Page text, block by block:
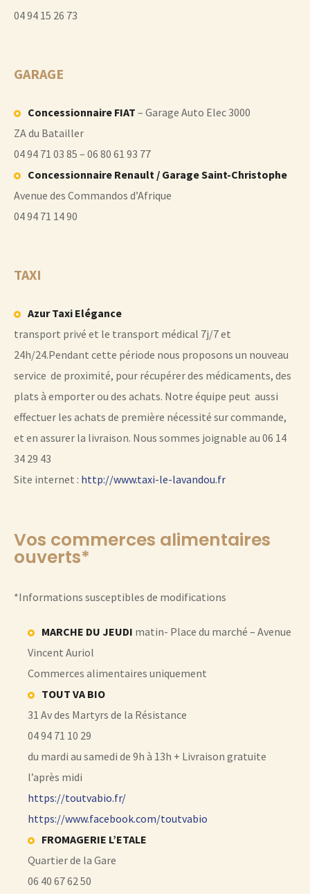
04 94 15 26 73
GARAGE
Concessionnaire FIAT – Garage Auto Elec 3000
ZA du Batailler
04 94 71 03 85 – 06 80 61 93 77
Concessionnaire Renault / Garage Saint-Christophe
Avenue des Commandos d’Afrique
04 94 71 14 90
TAXI
Azur Taxi Elégance
transport privé et le transport médical 7j/7 et
24h/24.Pendant cette période nous proposons un nouveau
service de proximité, pour récupérer des médicaments, des
plats à emporter ou des achats. Notre équipe peut aussi
effectuer les achats de première nécessité sur commande,
et en assurer la livraison. Nous sommes joignable au 06 14
34 29 43
Site internet : http://www.taxi-le-lavandou.fr
Vos commerces alimentaires
ouverts*
*Informations susceptibles de modifications
MARCHE DU JEUDI matin- Place du marché – Avenue
Vincent Auriol
Commerces alimentaires uniquement
TOUT VA BIO
31 Av des Martyrs de la Résistance
04 94 71 10 29
du mardi au samedi de 9h à 13h + Livraison gratuite
l’après midi
https://toutvabio.fr/
https://www.facebook.com/toutvabio
FROMAGERIE L’ETALE
Quartier de la Gare
06 40 67 62 50